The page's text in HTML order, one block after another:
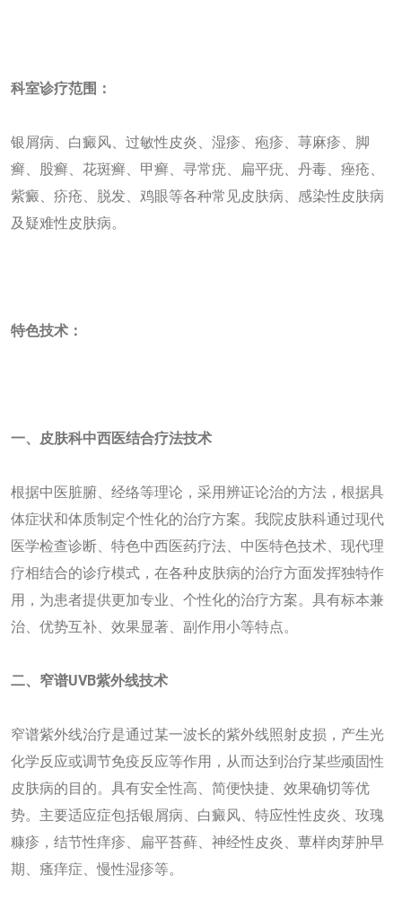
科室诊疗范围：
银屑病、白癜风、过敏性皮炎、湿疹、疱疹、荨麻疹、脚
癣、股癣、花斑癣、甲癣、寻常疣、扁平疣、丹毒、痤疮、
紫癜、疥疮、脱发、鸡眼等各种常见皮肤病、感染性皮肤病
及疑难性皮肤病。
特色技术：
一、皮肤科中西医结合疗法技术
根据中医脏腑、经络等理论，采用辨证论治的方法，根据具
体症状和体质制定个性化的治疗方案。我院皮肤科通过现代
医学检查诊断、特色中西医药疗法、中医特色技术、现代理
疗相结合的诊疗模式，在各种皮肤病的治疗方面发挥独特作
用，为患者提供更加专业、个性化的治疗方案。具有标本兼
治、优势互补、效果显著、副作用小等特点。
二、窄谱UVB紫外线技术
窄谱紫外线治疗是通过某一波长的紫外线照射皮损，产生光
化学反应或调节免疫反应等作用，从而达到治疗某些顽固性
皮肤病的目的。具有安全性高、简便快捷、效果确切等优
势。主要适应症包括银屑病、白癜风、特应性性皮炎、玫瑰
糠疹，结节性痒疹、扁平苔藓、神经性皮炎、蕈样肉芽肿早
期、瘙痒症、慢性湿疹等。